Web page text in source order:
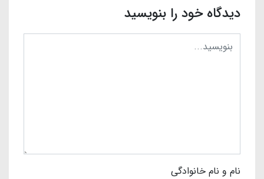
دیدگاه خود را بنویسید
نام و نام خانوادگی